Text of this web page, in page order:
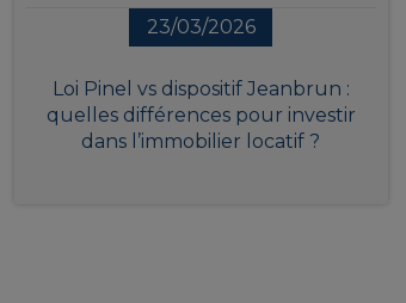
23/03/2026
Loi Pinel vs dispositif Jeanbrun :
quelles différences pour investir
dans l’immobilier locatif ?